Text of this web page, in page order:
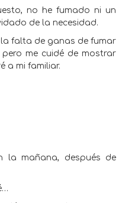
no he fumado ni un
de la necesidad.
falta de ganas de fumar
me cuidé de mostrar
a mi familiar.
la mañana, después de